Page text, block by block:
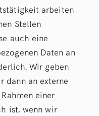
arbeiten
Stellen
auch eine
Daten an
Wir geben
dann an externe
einer
ist, wenn wir